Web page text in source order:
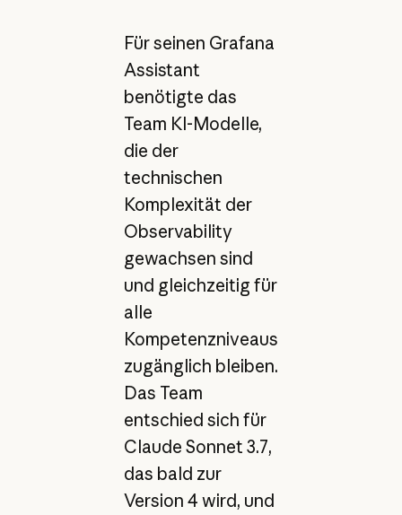
Für seinen Grafana
Assistant
benötigte das
Team KI-Modelle,
die der
technischen
Komplexität der
Observability
gewachsen sind
und gleichzeitig für
alle
Kompetenzniveaus
zugänglich bleiben.
Das Team
entschied sich für
Claude Sonnet 3.7,
das bald zur
Version 4 wird, und